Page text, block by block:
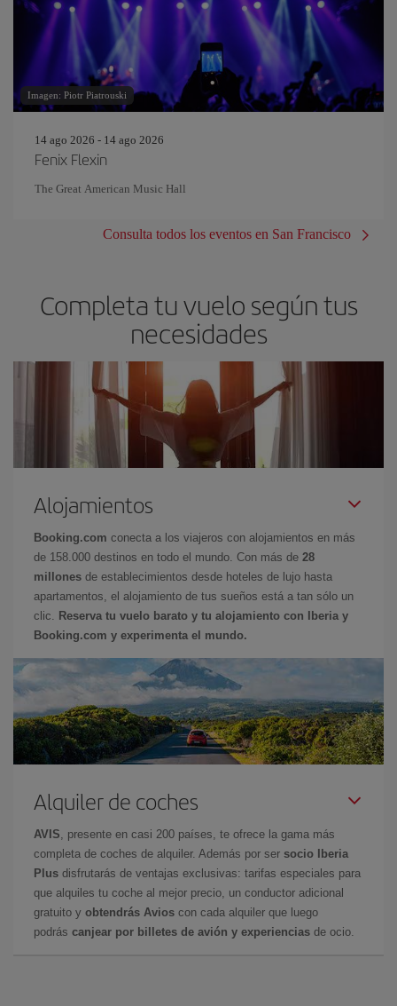
Imagen: Piotr Piatrouski
14 ago 2026 - 14 ago 2026
Fenix Flexin
The Great American Music Hall
Consulta todos los eventos en San Francisco
Completa tu vuelo según tus
necesidades
Alojamientos
Booking.com conecta a los viajeros con alojamientos en más
de 158.000 destinos en todo el mundo. Con más de 28
millones de establecimientos desde hoteles de lujo hasta
apartamentos, el alojamiento de tus sueños está a tan sólo un
clic.
Reserva tu vuelo barato y tu alojamiento con Iberia y
Booking.com y experimenta el mundo.
Alquiler de coches
AVIS , presente en casi 200 países, te ofrece la gama más
completa de coches de alquiler. Además por ser socio Iberia
Plus disfrutarás de ventajas exclusivas: tarifas especiales para
que alquiles tu coche al mejor precio, un conductor adicional
gratuito y obtendrás Avios con cada alquiler que luego
podrás canjear por billetes de avión y experiencias de ocio.